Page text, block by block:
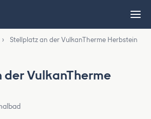
› Stellplatz an der VulkanTherme Herbstein
VulkanTherme